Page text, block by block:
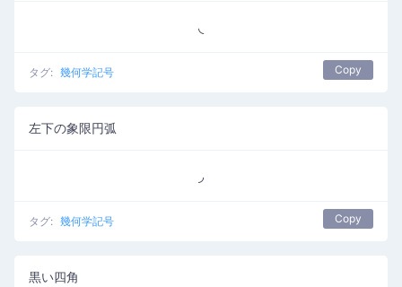
◟
タグ: 幾何学記号 Copy
左下の象限円弧
◞
タグ: 幾何学記号 Copy
黒い四角